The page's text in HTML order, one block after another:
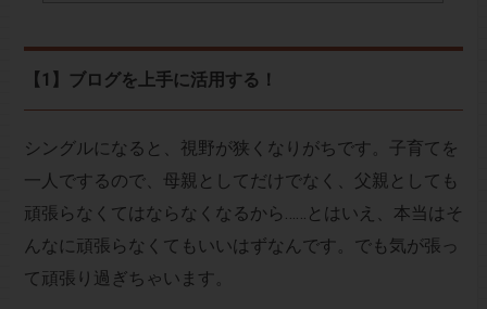
【1】ブログを上手に活用する！
シングルになると、視野が狭くなりがちです。子育てを
一人でするので、母親としてだけでなく、父親としても
頑張らなくてはならなくなるから……とはいえ、本当はそ
んなに頑張らなくてもいいはずなんです。でも気が張っ
て頑張り過ぎちゃいます。